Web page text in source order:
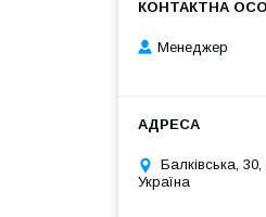
Менеджер
Балківська,
Україна